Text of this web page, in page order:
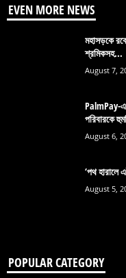
EVEN MORE NEWS
মহাসড়কে
শ্রমিকসহ...
August 7,
PalmPay-
পরিবারকে
August 6,
‘পথ
August 5,
POPULAR CATEGORY